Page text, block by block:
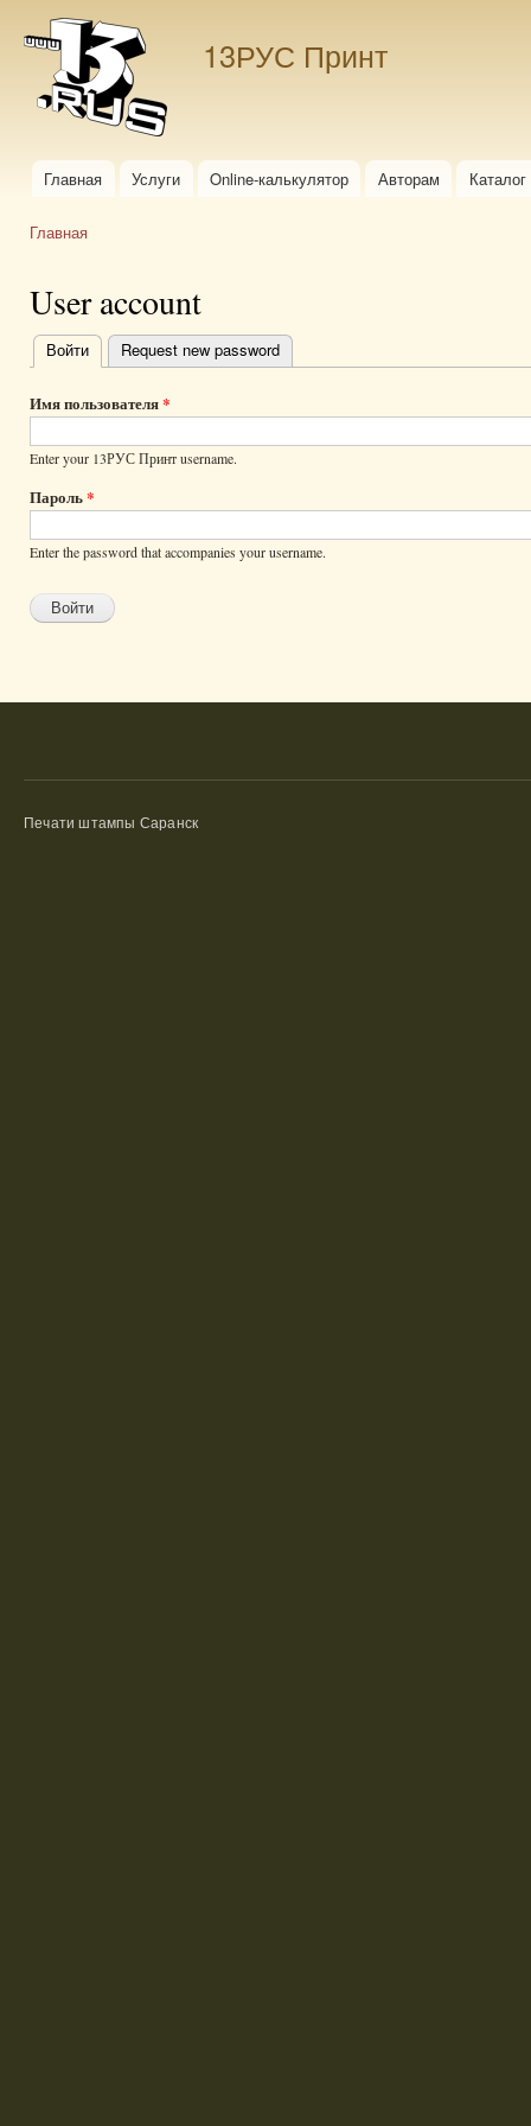
13РУС Принт
Главное меню
Главная Услуги Online-калькулятор Авторам
Главная
User account
Главные
вкладки
Войти (активная вкладка)
Request new password
Имя пользователя*
Enter your 13РУС Принт username.
Пароль*
Enter the password that accompanies your username.
Печати штампы Саранск